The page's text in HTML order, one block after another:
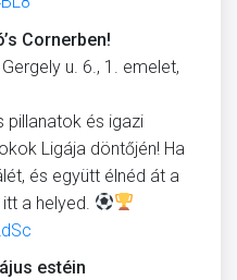
Cornerben!
u. 6., 1. emelet,
pillanatok és igazi
Ligája döntőjén! Ha
és együtt élnéd át a
a helyed.
estéin